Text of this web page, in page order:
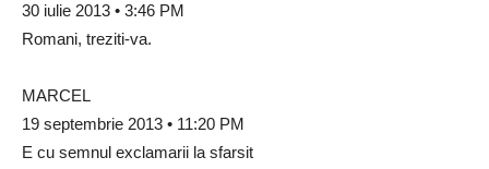
30 iulie 2013 • 3:46 PM
Romani, treziti-va.
MARCEL
19 septembrie 2013 • 11:20 PM
E cu semnul exclamarii la sfarsit